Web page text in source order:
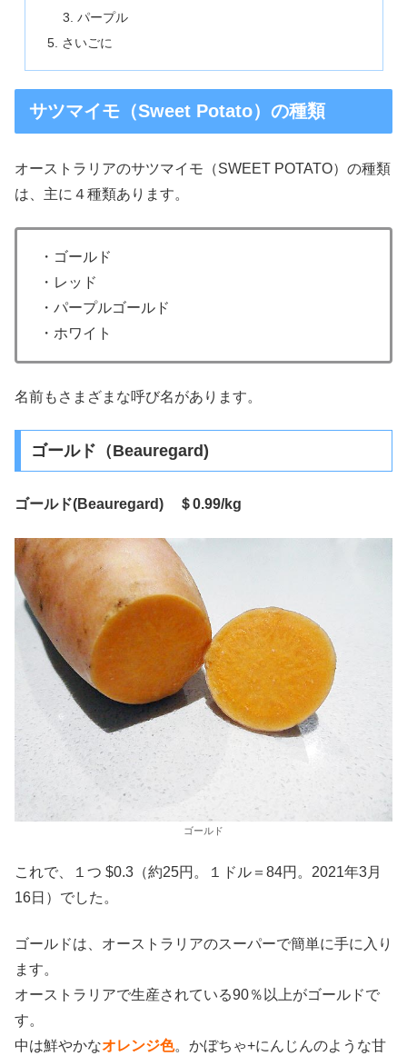
パープル
さいごに
サツマイモ（Sweet Potato）の種類
オーストラリアのサツマイモ（SWEET POTATO）の種類
は、主に４種類あります。
・ゴールド
・レッド
・パープルゴールド
・ホワイト
名前もさまざまな呼び名があります。
ゴールド（Beauregard)
ゴールド(Beauregard) ＄0.99/kg
ゴールド
これで、１つ $0.3（約25円。１ドル＝84円。2021年3月
16日）でした。
ゴールドは、オーストラリアのスーパーで簡単に手に入り
ます。
オーストラリアで生産されている90％以上がゴールドで
す。
中は鮮やかなオレンジ色。かぼちゃ+にんじんのような甘